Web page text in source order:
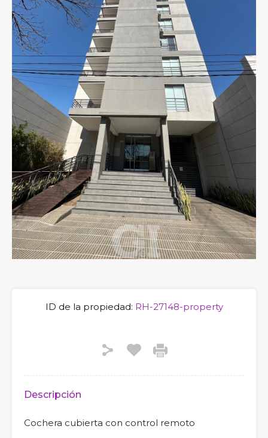
ID de la propiedad: RH-27148-property
Descripción
Cochera cubierta con control remoto